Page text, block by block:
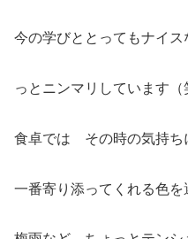
今の学びととってもナイス
っとニンマリしています（
食卓では その時の気持ち
一番寄り添ってくれる色を